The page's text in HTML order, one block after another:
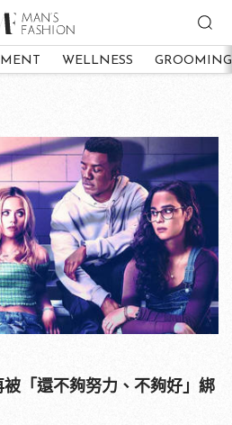
WELLNESS GROOMING
「還不夠努力、不夠好」綁